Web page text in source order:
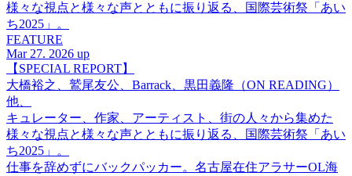
様々な視点と様々な声とともに振り返る、国際芸術祭「あい
ち2025」。
FEATURE
Mar 27. 2026 up
【SPECIAL REPORT】
大橋裕之、鷲尾友公、Barrack、黒田義隆（ON READING）
他、
キュレーター、作家、アーティスト、街の人々から集めた
様々な視点と様々な声とともに振り返る、国際芸術祭「あい
ち2025」。
仕事を辞めずにバックパッカー。名古屋在住アラサーOL海